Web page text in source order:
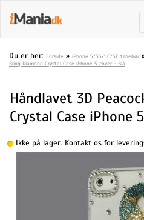
Du er her: Forside » iPhone 5/5S/5C/SE tilbehør
Bling Diamond Crystal Case iPhone 5 cover - Blå
Håndlavet 3D
Crystal Case iPhone
Ikke på lager. Kontakt os for